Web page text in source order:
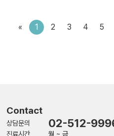
« 1 2 3 4 5
Contact
상담문의 02-512-
진료시간
월 ~ 금